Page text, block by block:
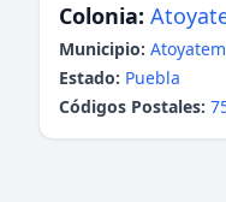
Colonia:
Municipio:
Estado: Puebla
Códigos Postales: